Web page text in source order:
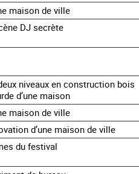
maison de ville
DJ secrète
niveaux en construction bois
d’une maison
maison de ville
d’une maison de ville
du festival